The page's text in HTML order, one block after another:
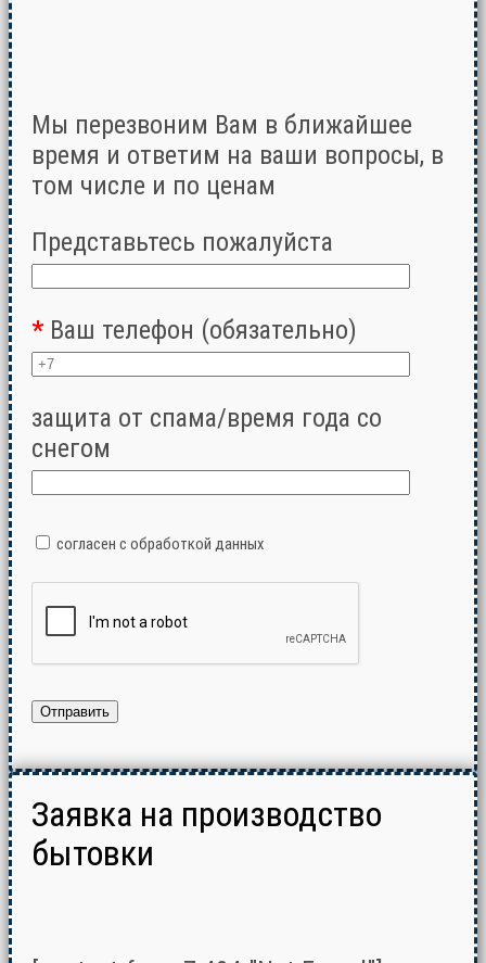
Мы перезвоним Вам в ближайшее
время и ответим на ваши вопросы, в
том числе и по ценам
Представьтесь пожалуйста
* Ваш телефон (обязательно)
защита от спама/время года со
снегом
согласен с обработкой данных
Заявка на производство
бытовки